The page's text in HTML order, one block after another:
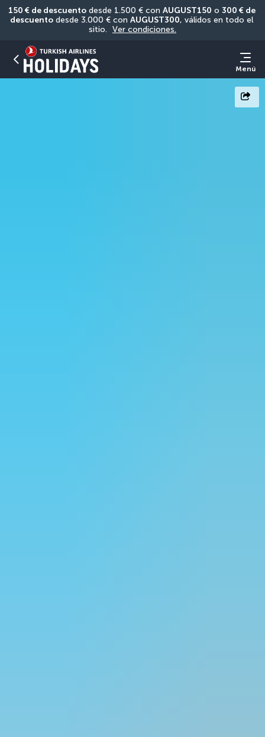
150 € de descuento desde 1.500 € con AUGUST150 o 300 € de
descuento desde 3.000 € con AUGUST300, válidos en todo el
sitio. Ver condiciones.
Menú